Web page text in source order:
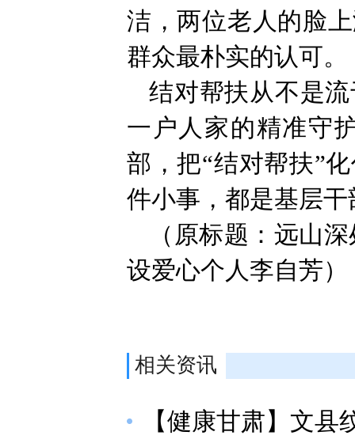
洁，两位老人的脸
群众最朴实的认可。
结对帮扶从不是
一户人家的精准守
部，把“结对帮扶”
件小事，都是基层
（原标题：远山
设爱心个人李自芳）
相关资讯
【健康甘肃】文县